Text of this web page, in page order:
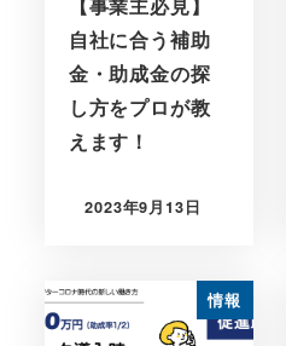
【事業主必見】
自社に合う補助
金・助成金の探
し方をプロが教
えます！
2023年9月13日
情報